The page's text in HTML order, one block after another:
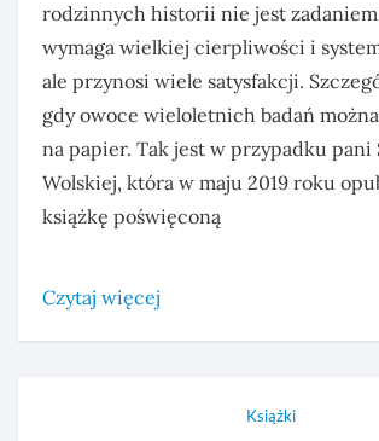
rodzinnych historii nie jest zadaniem
wymaga wielkiej cierpliwości i
ale przynosi wiele satysfakcji.
gdy owoce wieloletnich badań
na papier. Tak jest w przypadku pani
Wolskiej, która w maju 2019 roku
książkę poświęconą
Czytaj więcej
Książki